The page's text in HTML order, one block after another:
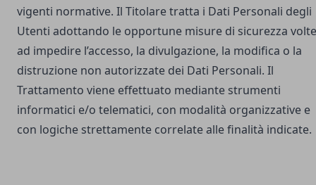
vigenti normative. Il Titolare tratta i Dati Personali degli
Utenti adottando le opportune misure di sicurezza volte
ad impedire l’accesso, la divulgazione, la modifica o la
distruzione non autorizzate dei Dati Personali. Il
Trattamento viene effettuato mediante strumenti
informatici e/o telematici, con modalità organizzative e
con logiche strettamente correlate alle finalità indicate.